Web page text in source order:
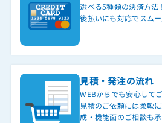
選べる5種類の決済方法！
後払いにも対応でスムー
見積・発注の流れ
WEBからでも安心して
見積のご依頼には柔軟
成・機能面のご相談も承